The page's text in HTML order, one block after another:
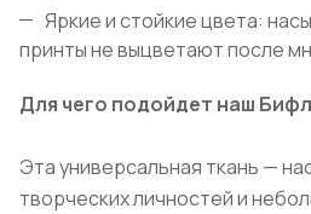
Яркие и стойкие цвета:
принты не выцветают после
Для чего подойдет наш
Эта универсальная ткань —
творческих личностей и